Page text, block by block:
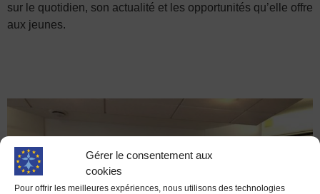
Gérer le consentement aux
cookies
Pour offrir les meilleures expériences, nous utilisons des technologies
sur le quotidien, son actualité et les opportunités qu’elle offre
aux jeunes.